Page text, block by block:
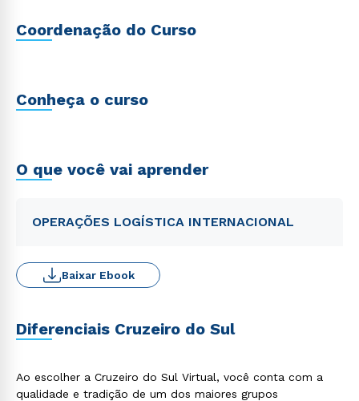
Coordenação do Curso
Conheça o curso
O que você vai aprender
OPERAÇÕES LOGÍSTICA INTERNACIONAL
Baixar Ebook
Diferenciais Cruzeiro do Sul
Ao escolher a Cruzeiro do Sul Virtual, você conta com a
qualidade e tradição de um dos maiores grupos